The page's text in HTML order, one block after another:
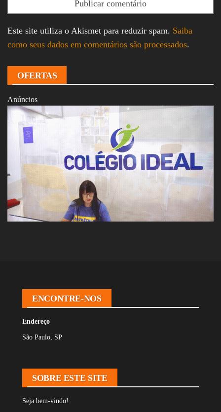
Este site utiliza o Akismet para reduzir spam. Saiba
como seus dados em comentários são processados.
OFERTAS
Anúncios
ENCONTRE-NOS
Endereço
São Paulo, SP
SOBRE ESTE SITE
Seja bem-vindo!